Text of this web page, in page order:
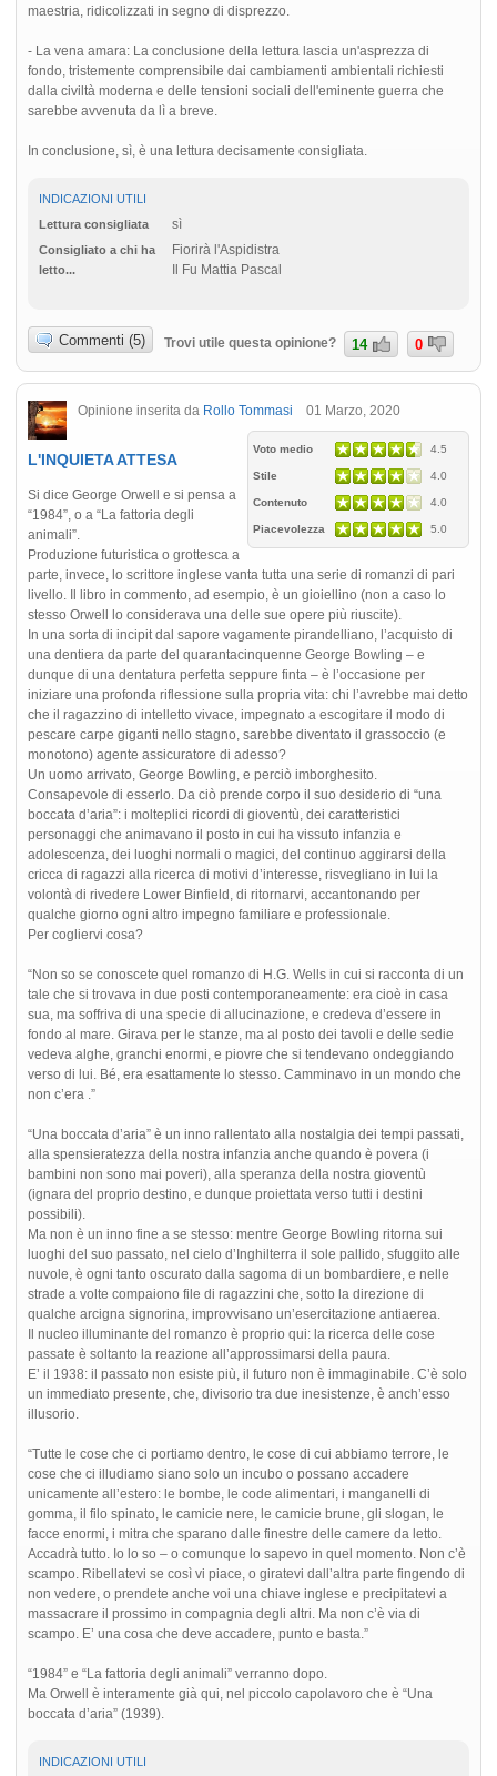
maestria, ridicolizzati in segno di disprezzo.
- La vena amara: La conclusione della lettura lascia un'asprezza di
fondo, tristemente comprensibile dai cambiamenti ambientali richiesti
dalla civiltà moderna e delle tensioni sociali dell'eminente guerra che
sarebbe avvenuta da lì a breve.
In conclusione, sì, è una lettura decisamente consigliata.
INDICAZIONI UTILI
Lettura consigliata
sì
Consigliato a chi ha
letto...
Fiorirà l'Aspidistra
Il Fu Mattia Pascal
Commenti (5) Trovi utile questa opinione? 14 0
Opinione inserita da Rollo Tommasi 01 Marzo, 2020
Voto medio 4.5
Stile 4.0
Contenuto 4.0
Piacevolezza 5.0
L'INQUIETA ATTESA
Si dice George Orwell e si pensa a
“1984”, o a “La fattoria degli
animali”.
Produzione futuristica o grottesca a
parte, invece, lo scrittore inglese vanta tutta una serie di romanzi di pari
livello. Il libro in commento, ad esempio, è un gioiellino (non a caso lo
stesso Orwell lo considerava una delle sue opere più riuscite).
In una sorta di incipit dal sapore vagamente pirandelliano, l’acquisto di
una dentiera da parte del quarantacinquenne George Bowling – e
dunque di una dentatura perfetta seppure finta – è l’occasione per
iniziare una profonda riflessione sulla propria vita: chi l’avrebbe mai detto
che il ragazzino di intelletto vivace, impegnato a escogitare il modo di
pescare carpe giganti nello stagno, sarebbe diventato il grassoccio (e
monotono) agente assicuratore di adesso?
Un uomo arrivato, George Bowling, e perciò imborghesito.
Consapevole di esserlo. Da ciò prende corpo il suo desiderio di “una
boccata d’aria”: i molteplici ricordi di gioventù, dei caratteristici
personaggi che animavano il posto in cui ha vissuto infanzia e
adolescenza, dei luoghi normali o magici, del continuo aggirarsi della
cricca di ragazzi alla ricerca di motivi d’interesse, risvegliano in lui la
volontà di rivedere Lower Binfield, di ritornarvi, accantonando per
qualche giorno ogni altro impegno familiare e professionale.
Per cogliervi cosa?
“Non so se conoscete quel romanzo di H.G. Wells in cui si racconta di un
tale che si trovava in due posti contemporaneamente: era cioè in casa
sua, ma soffriva di una specie di allucinazione, e credeva d’essere in
fondo al mare. Girava per le stanze, ma al posto dei tavoli e delle sedie
vedeva alghe, granchi enormi, e piovre che si tendevano ondeggiando
verso di lui. Bé, era esattamente lo stesso. Camminavo in un mondo che
non c’era .”
“Una boccata d’aria” è un inno rallentato alla nostalgia dei tempi passati,
alla spensieratezza della nostra infanzia anche quando è povera (i
bambini non sono mai poveri), alla speranza della nostra gioventù
(ignara del proprio destino, e dunque proiettata verso tutti i destini
possibili).
Ma non è un inno fine a se stesso: mentre George Bowling ritorna sui
luoghi del suo passato, nel cielo d’Inghilterra il sole pallido, sfuggito alle
nuvole, è ogni tanto oscurato dalla sagoma di un bombardiere, e nelle
strade a volte compaiono file di ragazzini che, sotto la direzione di
qualche arcigna signorina, improvvisano un’esercitazione antiaerea.
Il nucleo illuminante del romanzo è proprio qui: la ricerca delle cose
passate è soltanto la reazione all’approssimarsi della paura.
E’ il 1938: il passato non esiste più, il futuro non è immaginabile. C’è solo
un immediato presente, che, divisorio tra due inesistenze, è anch’esso
illusorio.
“Tutte le cose che ci portiamo dentro, le cose di cui abbiamo terrore, le
cose che ci illudiamo siano solo un incubo o possano accadere
unicamente all’estero: le bombe, le code alimentari, i manganelli di
gomma, il filo spinato, le camicie nere, le camicie brune, gli slogan, le
facce enormi, i mitra che sparano dalle finestre delle camere da letto.
Accadrà tutto. Io lo so – o comunque lo sapevo in quel momento. Non c’è
scampo. Ribellatevi se così vi piace, o giratevi dall’altra parte fingendo di
non vedere, o prendete anche voi una chiave inglese e precipitatevi a
massacrare il prossimo in compagnia degli altri. Ma non c’è via di
scampo. E’ una cosa che deve accadere, punto e basta.”
“1984” e “La fattoria degli animali” verranno dopo.
Ma Orwell è interamente già qui, nel piccolo capolavoro che è “Una
boccata d’aria” (1939).
INDICAZIONI UTILI